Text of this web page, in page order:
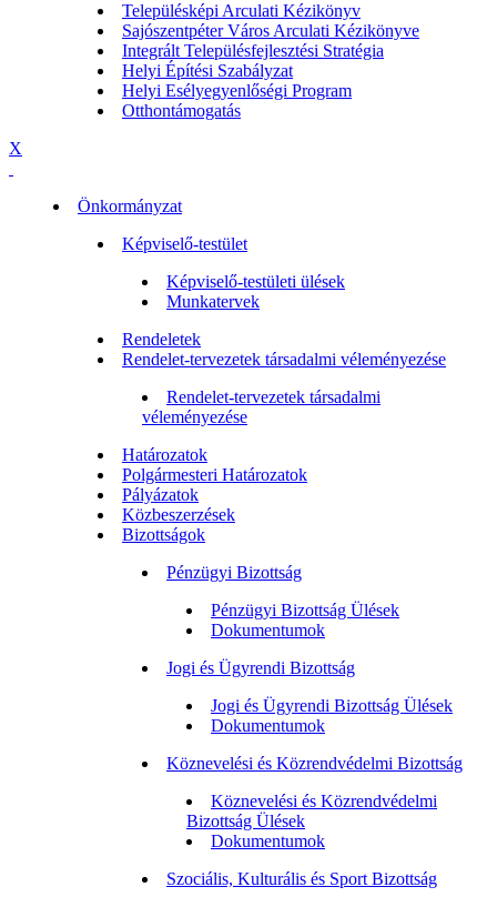
Településképi Arculati Kézikönyv
Sajószentpéter Város Arculati Kézikönyve
Integrált Településfejlesztési Stratégia
Helyi Építési Szabályzat
Helyi Esélyegyenlőségi Program
Otthontámogatás
X
Önkormányzat
Képviselő-testület
Képviselő-testületi ülések
Munkatervek
Rendeletek
Rendelet-tervezetek társadalmi véleményezése
Rendelet-tervezetek társadalmi
véleményezése
Határozatok
Polgármesteri Határozatok
Pályázatok
Közbeszerzések
Bizottságok
Pénzügyi Bizottság
Pénzügyi Bizottság Ülések
Dokumentumok
Jogi és Ügyrendi Bizottság
Jogi és Ügyrendi Bizottság Ülések
Dokumentumok
Köznevelési és Közrendvédelmi Bizottság
Köznevelési és Közrendvédelmi
Bizottság Ülések
Dokumentumok
Szociális, Kulturális és Sport Bizottság